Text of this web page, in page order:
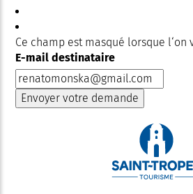
Ce champ est masqué lorsque
E-mail destinataire